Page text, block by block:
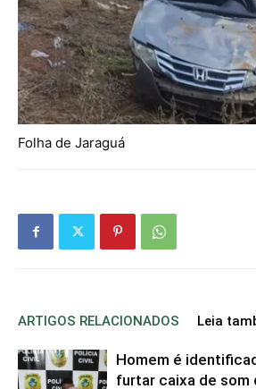
Folha de Jaraguá
ARTIGOS RELACIONADOS Leia
Homem é
furtar caixa de som